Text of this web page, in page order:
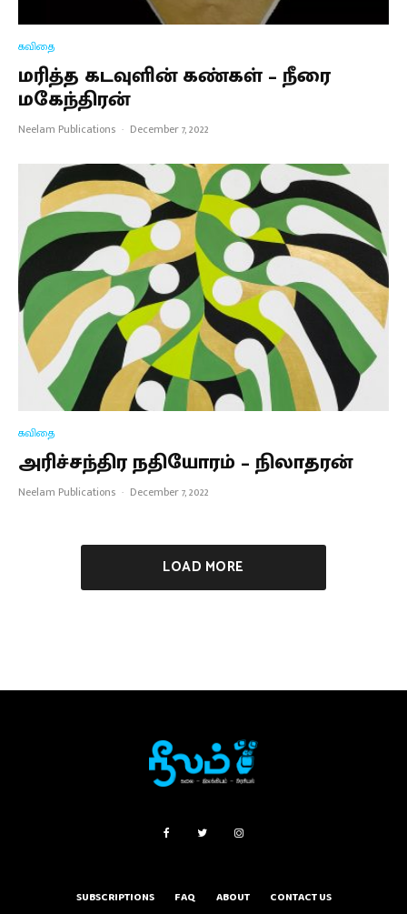
கவிதை
மரித்த கடவுளின் கண்கள் – நீரை
மகேந்திரன்
Neelam Publications · December 7, 2022
கவிதை
அரிச்சந்திர நதியோரம் – நிலாதரன்
Neelam Publications · December 7, 2022
LOAD MORE
SUBSCRIPTIONS FAQ ABOUT CONTACT US